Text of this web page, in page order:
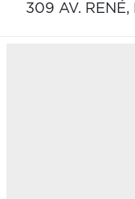
309 AV. RENÉ,